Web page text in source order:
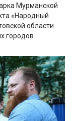
Мурманской
«Народный
области
городов.